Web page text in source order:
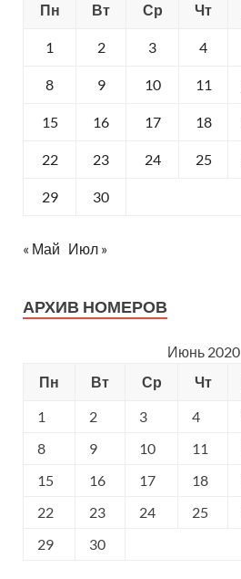
Пн
Вт Ср Чт
1 2 3 4
8 9 10 11
15 16 17 18
22 23 24 25
29 30
« Май Июл »
АРХИВ НОМЕРОВ
Июнь 2020
Пн
Вт Ср Чт
1
2 3 4
8
9 10 11
15
16 17 18
22
23 24 25
29
30